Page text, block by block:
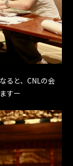
ると、CNLの会
すー